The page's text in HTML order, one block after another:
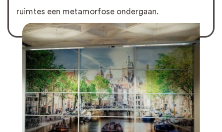
ruimtes een metamorfose ondergaan.